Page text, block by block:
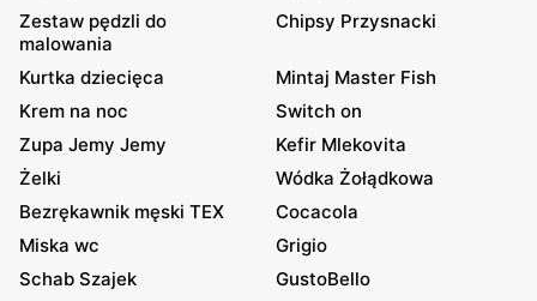
Zestaw pędzli do
malowania
Chipsy Przysnacki
Kurtka dziecięca
Mintaj Master Fish
Krem na noc
Switch on
Zupa Jemy Jemy
Kefir Mlekovita
Żelki
Wódka Żołądkowa
Bezrękawnik męski TEX
Cocacola
Miska wc
Grigio
Schab Szajek
GustoBello